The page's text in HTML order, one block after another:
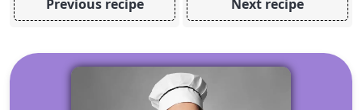
Previous recipe Next recipe